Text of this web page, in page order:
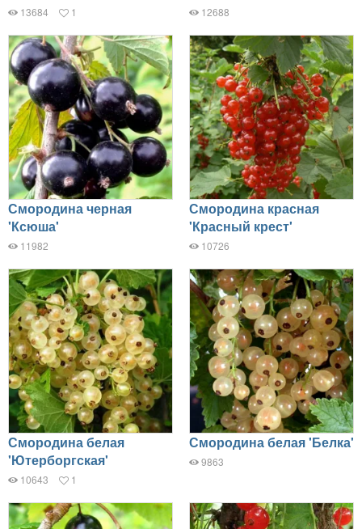
13684 1 12688
Смородина черная
'Ксюша'
11982
Смородина красная
'Красный крест'
10726
Смородина белая
'Ютерборгская'
10643 1
Смородина белая 'Белка'
9863